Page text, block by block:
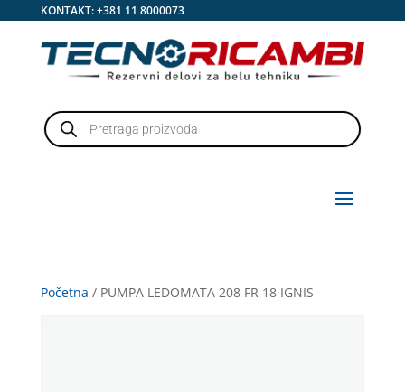
KONTAKT:+381 11 8000073
Products
search
Početna / PUMPA LEDOMATA 208 FR 18 IGNIS